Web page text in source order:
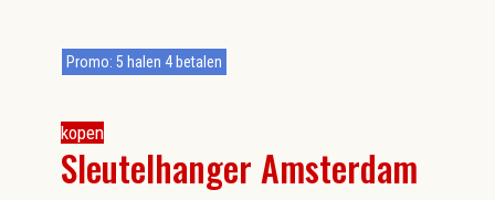
kopen
Sleutelhanger Amsterdam
Promo: 5 halen 4 betalen